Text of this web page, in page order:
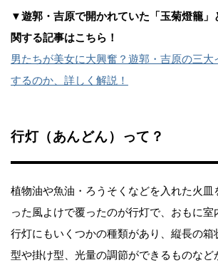
▼遊郭・吉原で開かれていた「玉菊燈籠」
関する記事はこちら！
男たちが美女に大興奮？遊郭・吉原の三大
するのか、詳しく解説！
行灯（あんどん）って？
植物油や魚油・ろうそくなどを入れた火皿
った風よけで覆ったのが行灯で、おもに室
行灯にもいくつかの種類があり、縦長の箱
型や掛け型、光量の調節ができるものなど